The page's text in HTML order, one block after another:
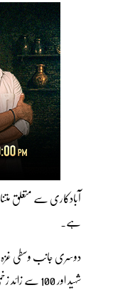
آبادکاری سے متعلق
ہے۔
شہید اور 100 سے زائد زخمی ہوگئے۔